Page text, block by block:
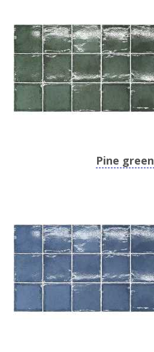
Pine green